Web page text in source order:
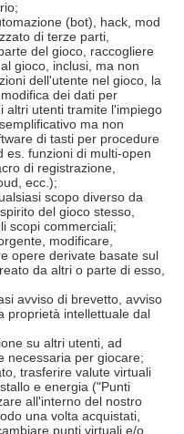
(bot), hack, mod
di terze parti,
del gioco, raccogliere
gioco, inclusi, ma non
dell'utente nel gioco, la
dei dati per
altri utenti tramite l'impiego
ma non
di tasti per procedure
es. funzioni di multi-open
di registrazione,
ecc.);
scopo diverso da
del gioco stesso,
scopi commerciali;
modificare,
opere derivate basate sul
da altri o parte di esso,
avviso di brevetto, avviso
proprietà intellettuale dal
su altri utenti, ad
necessaria per giocare;
trasferire valute virtuali
e energia ("Punti
all'interno del nostro
una volta acquistati,
punti virtuali e/o